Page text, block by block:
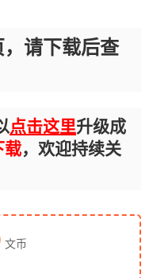
请下载后查
点击这里升级成
载，欢迎持续关
文币